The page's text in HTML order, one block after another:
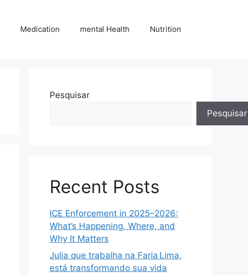
Medication mental Health Nutrition
Pesquisar
Pesquisar
Recent Posts
ICE Enforcement in 2025–2026:
What’s Happening, Where, and
Why It Matters
Julia que trabalha na Faria Lima,
está transformando sua vida